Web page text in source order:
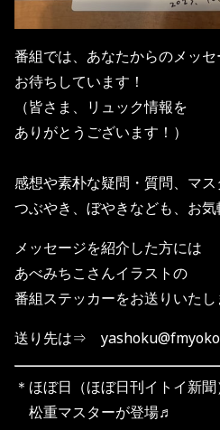
番組では、あなたからのメッセ
お待ちしています！
（皆さま、リュック情報を
ありがとうございます！）
感想や素朴な疑問・質問、マ
つぶやき、ぼやきなども、お
メッセージを紹介した方には
あべみちこさんイラストの
番組ステッカーをお送りいたし
送り先は⇒
＊ほぼ日（ほぼ日刊イトイ新
松重マスターが登場♬